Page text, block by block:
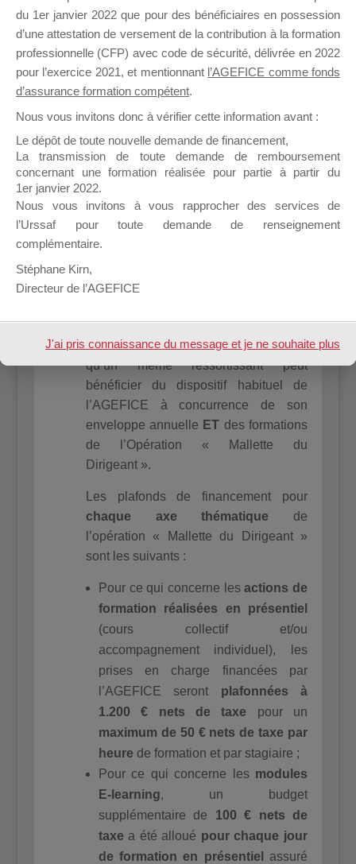
Mallette : Lire et analyser son bilan (1
jour), Bien gérer sa trésorerie (1 jour),
Mise en place de tableaux de bord (1
jour), pour un total de 3 jours ET Socle
commun de compétences (1 jour),
Référencement Internet & E-Réputation
jours.
E
Les modalités de financement
de l’Opération MDD
Les formations de l’Opération
financéeshors budget annuel des
Chefs d’entreprise, ce qui veut dire
qu’un même ressortissant peut
bénéficier du dispositif habituel de
l’AGEFICE à concurrence de son
enveloppe annuelle ET des formations
de l’Opération « Mallette du
Dirigeant ».
Les plafonds de financement pour
chaque axe thématique de
l’opération « Mallette du Dirigeant »
sont les suivants :
Pour ce qui concerne lesactions de
formation réalisées en présentiel
(cours collectif et/ou
accompagnement individuel), les
prises en charge financées par
l’AGEFICE seront plafonnées à
1.200 € nets de taxe pour un
maximum de 50 € nets de taxe par
heure de formation et par stagiaire ;
Pour ce qui concerne les modules
E-learning, un budget
supplémentaire de 100 € nets de
taxe a été alloué pour chaque jour
de formation en présentiel assuré
du 1er janvier 2022 que pour des bénéficiaires en possession
d’une attestation de versement de la contribution à la formation
professionnelle (CFP) avec code de sécurité, délivrée en 2022
pour l’exercice 2021, et mentionnant l’AGEFICE comme fonds
d’assurance formation compétent.
Nous vous invitons donc à vérifier cette information avant :
Le dépôt de toute nouvelle demande de financement,
La transmission de toute demande de remboursement
concernant une formation réalisée pour partie à partir du
1er janvier 2022.
Nous vous invitons à vous rapprocher des services de
l’Urssaf pour toute demande de renseignement
complémentaire.
Stéphane Kirn,
Directeur de l’AGEFICE
J'ai pris connaissance du message et je ne souhaite plus
l'afficher à l'avenir.